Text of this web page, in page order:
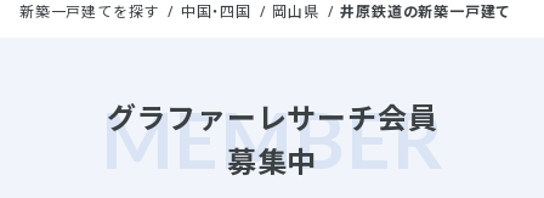
新築一戸建てを探す 中国・四国 岡山県 井原鉄道の新築一戸建て
グラファーレサーチ会員
募集中